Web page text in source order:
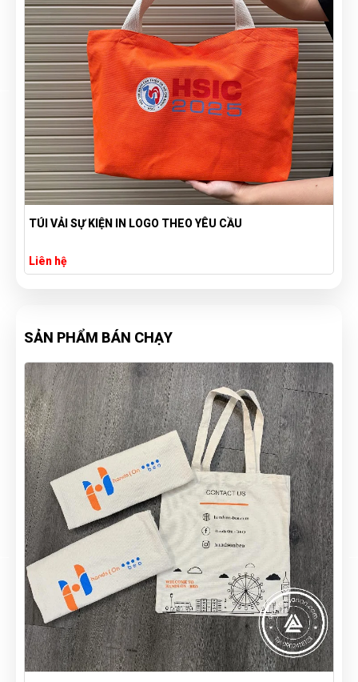
TÚI VẢI SỰ KIỆN IN LOGO THEO YÊU CẦU
Liên hệ
SẢN PHẨM BÁN CHẠY